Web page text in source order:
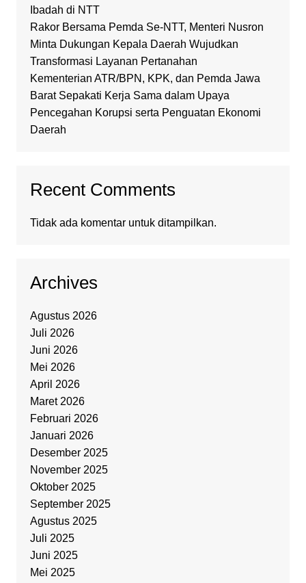
Ibadah di NTT
Rakor Bersama Pemda Se-NTT, Menteri Nusron
Minta Dukungan Kepala Daerah Wujudkan
Transformasi Layanan Pertanahan
Kementerian ATR/BPN, KPK, dan Pemda Jawa
Barat Sepakati Kerja Sama dalam Upaya
Pencegahan Korupsi serta Penguatan Ekonomi
Daerah
Recent Comments
Tidak ada komentar untuk ditampilkan.
Archives
Agustus 2026
Juli 2026
Juni 2026
Mei 2026
April 2026
Maret 2026
Februari 2026
Januari 2026
Desember 2025
November 2025
Oktober 2025
September 2025
Agustus 2025
Juli 2025
Juni 2025
Mei 2025